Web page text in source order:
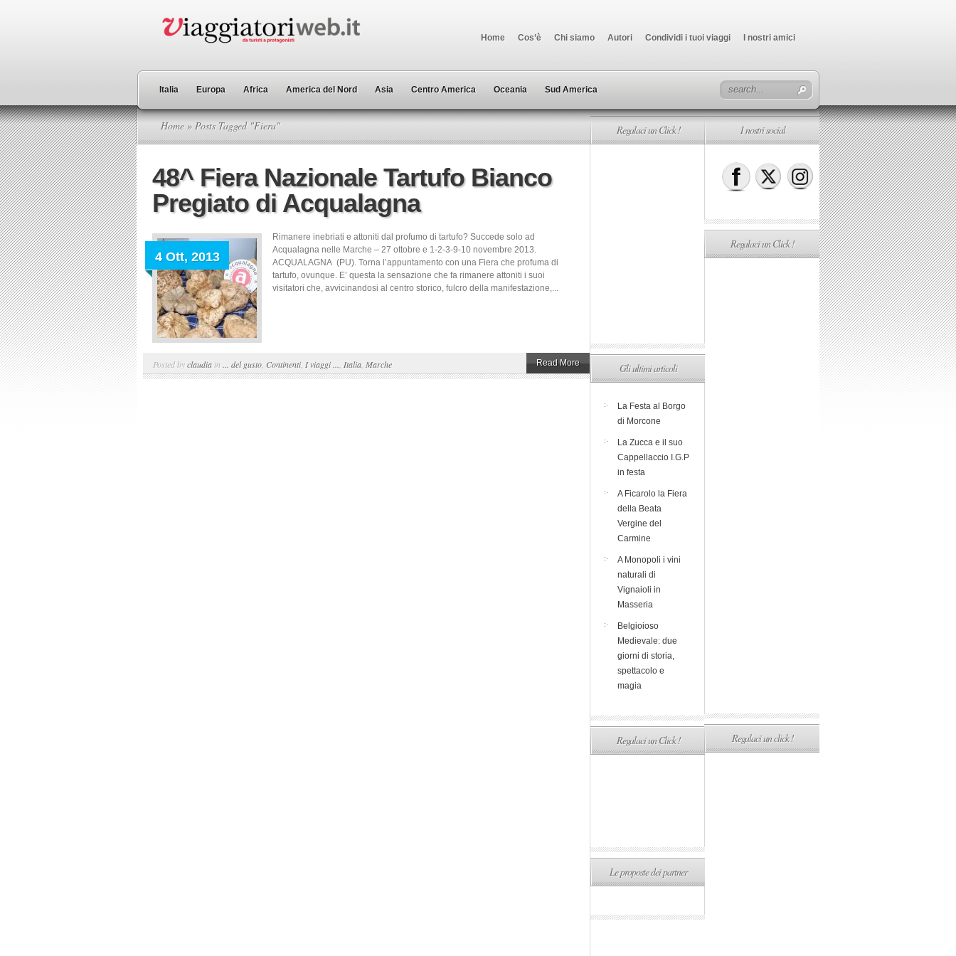
Home Cos’è Chi siamo Autori Condividi i tuoi viaggi I nostri amici
Italia Europa Africa America del Nord Asia Centro America Oceania Sud America
Home » Posts Tagged "Fiera"
48^ Fiera Nazionale Tartufo Bianco
Pregiato di Acqualagna
4 Ott, 2013
Rimanere inebriati e attoniti dal profumo di tartufo? Succede solo ad
Acqualagna nelle Marche – 27 ottobre e 1-2-3-9-10 novembre 2013.
ACQUALAGNA (PU). Torna l’appuntamento con una Fiera che profuma di
tartufo, ovunque. E’ questa la sensazione che fa rimanere attoniti i suoi
visitatori che, avvicinandosi al centro storico, fulcro della manifestazione,...
Posted byclaudia in ... del gusto Continenti, I viaggi ... Italia Marche Read More
Regalaci un Click !
Gli ultimi articoli
La Festa al Borgo
di Morcone
La Zucca e il suo
Cappellaccio I.G.P
in festa
A Ficarolo la Fiera
della Beata
Vergine del
Carmine
A Monopoli i vini
naturali di
Vignaioli in
Masseria
Belgioioso
Medievale: due
giorni di storia,
spettacolo e
magia
Regalaci un Click !
Le proposte dei partner
I nostri social
Regalaci un Click !
Regalaci un click !